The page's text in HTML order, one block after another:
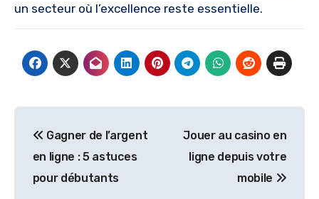
un secteur où l’excellence reste essentielle.
navigation
Gagner de l’argent
en ligne : 5 astuces
pour débutants
Jouer au casino en
ligne depuis votre
mobile